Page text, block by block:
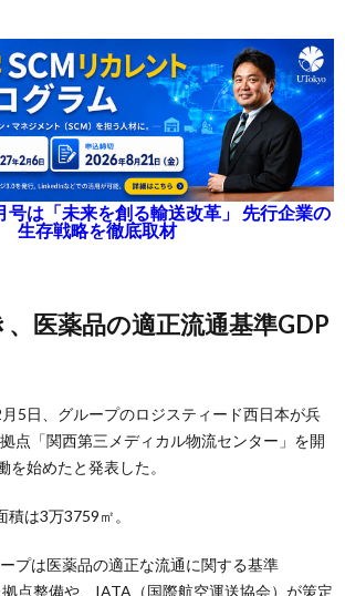
号は「未来を創る輸送改革」 先行企業の
生存戦略を徹底取材
5日、グループのロジスティード西日本が兵
点「関西第三メディカル物流センター」を開
始めたと発表した。
は3万3759㎡。
プは医薬品の適正な流通に関する基準
拠点整備や、IATA（国際航空運送協会）が策定